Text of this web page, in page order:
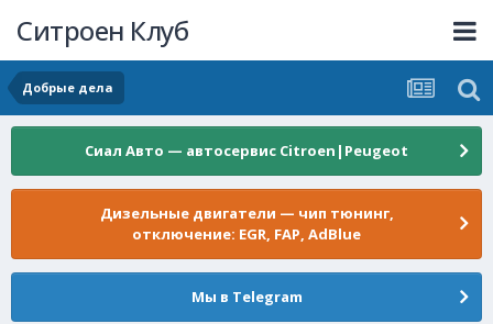
Ситроен Клуб
Добрые дела
Сиал Авто — автосервис Citroen|Peugeot
Дизельные двигатели — чип тюнинг,
отключение: EGR, FAP, AdBlue
Мы в Telegram